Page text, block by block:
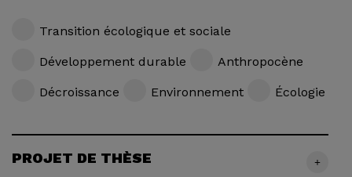
Transition écologique et sociale
Développement durable Anthropocène
Décroissance Environnement Écologie
PROJET DE THÈSE +